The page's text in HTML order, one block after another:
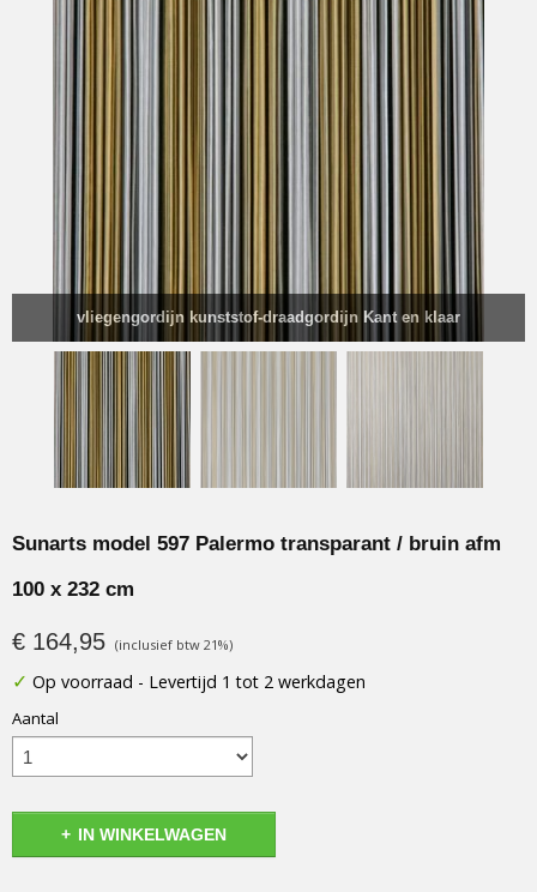
vliegengordijn kunststof-draadgordijn Kant en klaar
Sunarts model 597 Palermo transparant / bruin afm
100 x 232 cm
€ 164,95 (inclusief btw 21%)
✓ Op voorraad - Levertijd 1 tot 2 werkdagen
Aantal
IN WINKELWAGEN